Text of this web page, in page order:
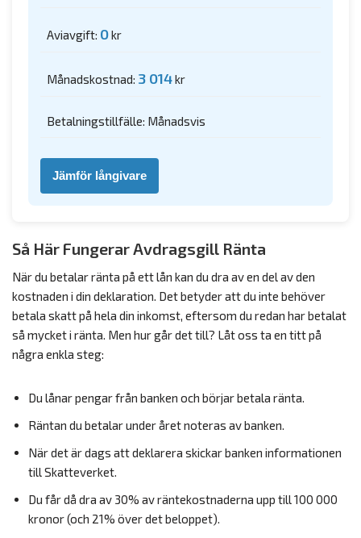
Aviavgift: 0kr
Månadskostnad: 3 014kr
Betalningstillfälle: Månadsvis
Jämför långivare
Så Här Fungerar Avdragsgill Ränta
När du betalar ränta på ett lån kan du dra av en del av den
kostnaden i din deklaration. Det betyder att du inte behöver
betala skatt på hela din inkomst, eftersom du redan har betalat
så mycket i ränta. Men hur går det till? Låt oss ta en titt på
några enkla steg:
Du lånar pengar från banken och börjar betala ränta.
Räntan du betalar under året noteras av banken.
När det är dags att deklarera skickar banken informationen
till Skatteverket.
Du får då dra av 30% av räntekostnaderna upp till 100 000
kronor (och 21% över det beloppet).